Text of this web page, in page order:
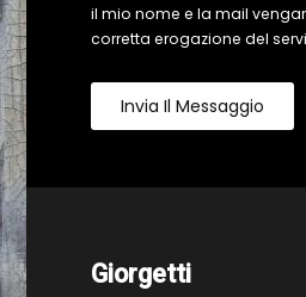
il mio nome e la mail
corretta erogazione del
Invia Il Messaggio
Giorgetti